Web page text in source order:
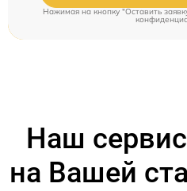
Нажимая на кнопку "Оставить
Наш
на Вашей